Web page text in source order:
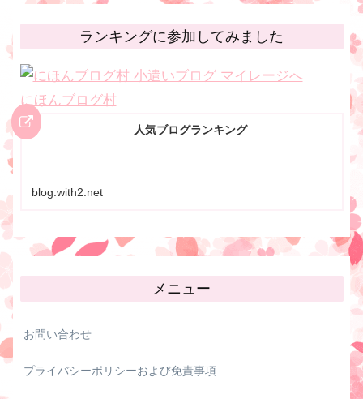
ランキングに参加してみました
にほんブログ村
人気ブログランキング
blog.with2.net
メニュー
お問い合わせ
プライバシーポリシーおよび免責事項